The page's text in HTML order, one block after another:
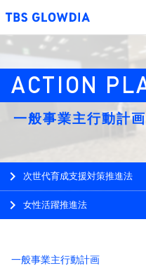
chevron_right会社概要
chevron_right
chevron_right事業紹介
chevron_right
一般事業主行動計画
chevron_right 次世代育成支援対策推進法
chevron_right 女性活躍推進法
一般事業主行動計画